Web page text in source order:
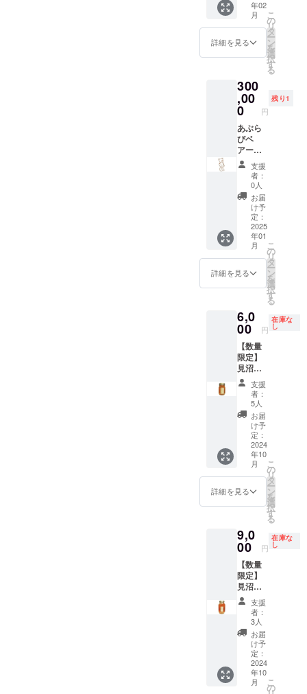
載を希
望され
合に
は、
し」と
ご記載
くださ
い。
シール
につい
て 現在
デザイ
ンは調
整中で
す。 リ
ターン
用のオ
リジナ
ルデザ
インの
ご用意
致しま
60ｘ60
㎜の丸
型を想
定して
います
が、変
更の可
能性も
ござい
ます。
予めご
了承く
ださ
い。
ださ
い。 お
ついて
埼玉県
宇治抹
茶入り
玄米茶
オリジ
ナルブ
レン
ド 60
ｇ 名
称：抹
茶入り
玄米茶
原材料
名：
（国
産）・
（国
産）・
産） 内
容量：
60ｇ 賞
味期
限：90
日以上
の期間
のある
もの 保
存方
法：直
射日
光・高
温・多
湿の場
けて保
存して
用のオ
リジナ
ルデザ
インの
す。 サ
イズは
60ｘ60
㎜の丸
型を想
定して
います
が、変
更の可
能性も
ござい
ます。
予めご
了承く
ださ
い。 お
まけに
ついて
宇治抹
茶入り
aburabi
オリジ
ナルブ
レン
ド 60
ｇ 名
称：抹
茶入り
玄米茶
原材料
名：
（国
玄米
（国
（国
産） 内
容量：
60ｇ 賞
味期
限：90
日以上
の期間
のある
もの 保
存方
法：直
射日
光・高
温・多
（国内
造）、
米（埼
紅こう
じ、食
塩 弊社
ホーム
ページ
へのお
名前掲
載につ
いて 掲
載期
間：
2025年
1月から
5年間掲
載しま
す。 掲
載を希
望しな
止をご
希望の
場合に
はお知
らせく
ださ
い。
ホーム
ページ
のレイ
アウト
変更等
によ
り、掲
載場所
や配置
等が変
ざいま
す。 掲
法：文
字の
み、
ニック
ネー
ム、イ
ニシャ
ルな
ど。 注
意事
項：ご
支援に
ざいま
す。 掲
載方
法：文
字の
み、
ネー
ム、イ
ニシャ
ルな
ど。 注
意事
項：ご
支援に
際し、
必ず備
考欄に
掲載を
希望さ
れるお
名前を
ご記入
くださ
い。 掲
載を希
望され
合に
は、
「掲載
希望な
し」と
ご記載
くださ
い。
シール
につい
て 現在
デザイ
ンは調
整中で
す。 リ
ターン
用のオ
ものを
ご用意
致しま
す。 サ
イズは
60ｘ60
㎜の丸
型を想
定して
います
が、変
更の可
能性も
ござい
ます。
載場所
や配置
等が変
更にな
る可能
性がご
す。 掲
載方
法：文
字の
み、
ニック
ネー
ム、イ
ニシャ
ルな
ど。 注
意事
項：ご
支援に
際し、
必ず備
考欄に
掲載を
希望さ
れるお
ご記入
くださ
い。 掲
載を希
望され
ない場
合に
は、
「掲載
希望な
し」と
ご記載
くださ
い。
シール
につい
て 現在
デザイ
ンは調
す。 リ
ターン
用のオ
リジナ
ルデザ
インの
ものを
ご用意
致しま
す。 サ
イズは
60ｘ60
㎜の丸
型を想
定して
望しな
い場
合、掲
載の中
止をご
希望の
はお知
らせく
ださ
い。
ホーム
ページ
のレイ
アウト
変更等
によ
り、掲
載場所
や配置
等が変
更にな
る可能
性がご
ざいま
す。 掲
載方
字の
み、
ニック
ネー
ム、イ
ニシャ
ルな
ど。 注
意事
項：ご
支援に
際し、
必ず備
考欄に
掲載を
希望さ
れるお
名前を
ご記入
い。 掲
載を希
望され
ない場
合に
は、
「掲載
希望な
し」と
ご記載
くださ
い。
シール
につい
て 現在
場所：
・支援
者様と
方法：
詳細は
メール
で連絡
します
弊社
ホーム
ページ
へのお
名前掲
載につ
いて 掲
載期
間：
2025年
1月から
5年間掲
す。 掲
載を希
い場
合、掲
載の中
止をご
希望の
場合に
はお知
らせく
ださ
い。
ホーム
ページ
のレイ
アウト
変更等
によ
り、掲
載場所
や配置
更にな
る可能
性がご
ざいま
す。 掲
載方
法：文
字の
み、
ニック
ネー
ム、イ
ニシャ
ルな
ど。 注
調不良
などで
ない場
合に、
きま
す。 夏
は冷や
した
り、ア
イスで
もお楽
しみい
ただけ
ます。
わらび
ちゃん
のあま
ざけ
は、
2023年
「OMO
TENAS
on」
「埼玉
県新商
品
AWARD
」に入
賞して
いま
す。 わ
らび
ちゃん
のあま
ざけ
プレー
まざけ
内容
770ｇ
保存方
法：直
射日光
や高温
多湿避
けて保
存 賞味
期限：
商品発
送時点
で90日
以上の
ものを
お届け
です。
現在、
ボトル
の直実
け。他
では入
手でき
品で
す。 原
料米は
埼玉県
産のさ
け武
蔵、
ちょっ
と甘口
のお酒
です。
直実
醸造 品
目：清
720ml
原材料
名：米
（国
産）、
米こう
じ（国
米）・
醸造ア
ルコー
ル 精米
歩合：
60％ ア
ルコー
15％ 日
本酒
度：-1.5
ホーム
ページ
へのお
名前掲
載につ
いて 掲
載期
間：
2025年
1月から
5年間掲
載しま
す。 掲
載を希
ホーム
ページ
へのお
名前掲
合や希
望しな
い場合
は、備
考欄に
その旨
のご記
入をお
願い致
しま
す。 商
品には
お客様
のご希
望の画
像をプ
リント
してご
だし、6
本とも
のご用
意とな
りま
す。 ※
元デー
タの状
況によ
り、色
やサイ
ズなど
にご希
望とズ
じる場
合がご
確認を
しなが
ら進め
させて
いただ
きます
が、画
像表現
の誤差
につい
ては予
めご了
承くだ
さい。
校正
aburabi
オリジ
ナルブ
レン
※20歳未
満の者
による
飲酒は
法令で
禁止さ
れてい
ます。
20歳未
満の方
はこの
リター
ンを選
択でき
ませ
ん。 埼
玉県蕨
市の女
性にモ
選定し
たお酒
です。
食事に
合わせ
やす
い、
ちょっ
と辛口
のお酒
で、冷
やして
飲むの
にてき
した純
米吟醸
酒で
連盟会
長賞を
ていま
す。 蕨
市は酒
米に適
した田
んぼや
お米が
無いた
め、行
田市の
横田酒
造にて
会」。
※20歳未
満の者
による
飲酒は
法令で
れてい
ます。
20歳未
満の方
はこの
リター
ンを選
択でき
ませ
ん。 日
本有数
の酒ど
ころ、
埼玉県
の酒蔵
で試飲
を楽し
みなが
ら見学
するツ
す。 出
来たて
のお酒
を、現
地で堪
能でき
ます。
行先と
内容に
ついて
は、確
定しま
した申
込者様
の人数
により
あらた
いただ
きま
す。 開
催時期
と酒蔵
様の仕
込み等
の状況
によ
り、見
学は現
在写真
を掲載
してお
ります
年02
月
詳細を見る
こ
の
リ
タ
ー
ン
を
選
択
す
る
300
,00
0 円
残り1
あぶら
びベ
アーの
ネーミ
ングラ
イツで
す。 あ
ぶらび
のロゴ
に採用
されて
いる熊
の命名
権にな
りま
す。 あ
もくま
のキャ
ラク
ターの
名称の
みにな
りま
す。 ロ
ゴへの
併記や
ロゴの
変更・
譲渡で
はあり
ませ
ん。 命
名にあ
に他の
商品を
イメー
ジする
名前や
猥褻・
暴力・
戦争・
差別・
宗教・
政治な
どに関
するも
の、放
送禁止
支援
者：
0人
お届
け予
定：
2025
年01
月
詳細を見る
こ
の
リ
タ
ー
ン
を
選
択
す
る
6,0
00 円
在庫な
し
【数量
限定】
見沼田
んぼか
らのお
くりも
の
aburabi
はちみ
つ 国
産非加
熱百花
蜜 560
ｇボト
ル 送
料込
よび
オリジ
ナル
シー
ル・お
礼状・
弊社
ホーム
ページ
へのお
名前掲
載・お
まけ
（埼玉
県産
支援
者：
5人
お届
け予
定：
2024
年10
月
詳細を見る
こ
の
リ
タ
ー
ン
を
選
択
す
る
9,0
00 円
在庫な
し
【数量
限定】
見沼田
んぼか
らのお
くりも
の
aburabi
はちみ
つ 国
産非加
熱百花
支援
者：
3人
お届
け予
定：
2024
年10
月
こ
の